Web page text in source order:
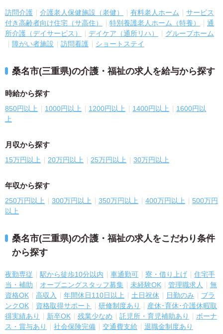
訪問介護 介護老人保健施設（老健） 有料老人ホーム
サービス
付き高齢者向け住宅（サ高住）
特別養護老人ホーム（特養）
通
所介護（デイサービス）
デイケア（通所リハ）
グループホーム
障がい者施設
訪問看護 ショートステイ
桑名市(三重県)の介護・福祉の求人を給与から探す
時給から探す
850円以上 1000円以上 1200円以上 1400円以上
1600円以
上
月収から探す
15万円以上 20万円以上 25万円以上 30万円以上
年収から探す
250万円以上 300万円以上 350万円以上 400万円以上
500万円
以上
桑名市(三重県)の介護・福祉の求人をこだわり条件
から探す
夜勤専従 駅から徒歩10分以内 車通勤可 寮・借り上げ
住宅手
当・補助
オープニングスタッフ募集 未経験OK 管理職求人
無
資格OK
高収入 年間休日110日以上 土日祝休 日勤のみ
ブラ
ンクOK
資格取得サポート 研修制度あり
産休･育休･介護休暇取
得実績あり
新卒OK 残業少なめ 託児所・育児補助あり
ボーナ
ス・賞与あり
社会保険完備 交通費支給 退職金制度あり